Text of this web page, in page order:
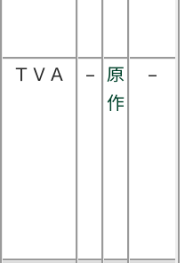
ＴＶＡ – 原
作
–